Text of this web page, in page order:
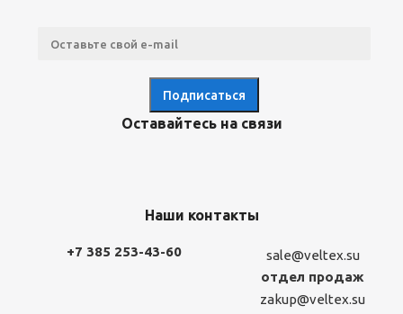
Оставайтесь на связи
Наши контакты
+7 385 253-43-60
sale@veltex.su
отдел продаж
zakup@veltex.su